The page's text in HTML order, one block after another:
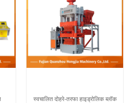
स्वचालित दोहरे-तरफा हाइड्रोलिक ब्लॉक